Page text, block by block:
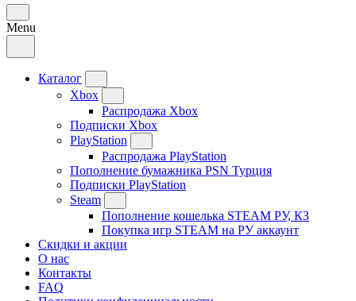
Menu
Каталог
Xbox
Распродажа Xbox
Подписки Xbox
PlayStation
Распродажа PlayStation
Пополнение бумажника PSN Турция
Подписки PlayStation
Steam
Пополнение кошелька STEAM РУ, КЗ
Покупка игр STEAM на РУ аккаунт
Скидки и акции
О нас
Контакты
FAQ